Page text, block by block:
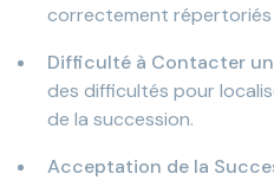
correctement répertoriés
Difficulté à Contacter
des difficultés pour
de la succession.
Acceptation de la